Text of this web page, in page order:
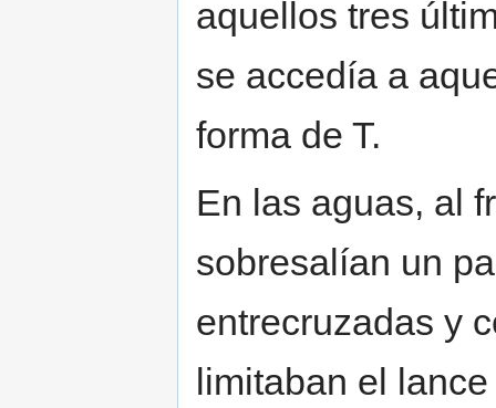
aquellos tres
se accedía a
forma de T.
En las aguas, al
sobresalían un
entrecruzadas y
limitaban el